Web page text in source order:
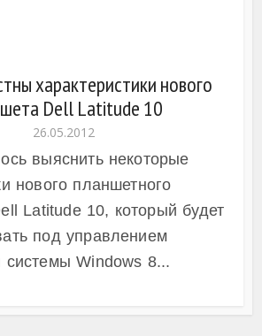
характеристики нового
Dell Latitude 10
26.05.2012
выяснить некоторые
нового планшетного
Latitude 10, который будет
под управлением
системы Windows 8...